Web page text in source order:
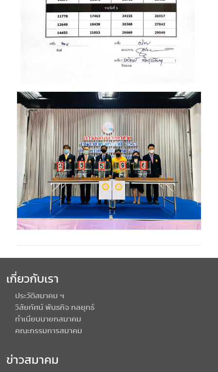
เกี่ยวกับเรา
ประวัติสมาคม ฯ
วิสัยทัศน์ พันธกิจ กลยุทธ์
ทำเนียบนายกสมาคม
คณะกรรมการสมาคม
ข่าวสมาคม